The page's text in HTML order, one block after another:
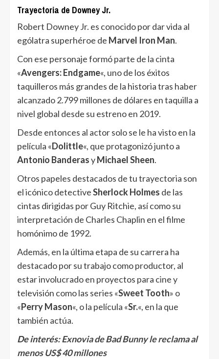
Trayectoria de Downey Jr.
Robert Downey Jr. es conocido por dar vida al
ególatra superhéroe de Marvel Iron Man.
Con ese personaje formó parte de la cinta
«Avengers: Endgame«, uno de los éxitos
taquilleros más grandes de la historia tras haber
alcanzado 2.799 millones de dólares en taquilla a
nivel global desde su estreno en 2019.
Desde entonces al actor solo se le ha visto en la
película «Dolittle«, que protagonizó junto a
Antonio BanderasyMichael Sheen.
Otros papeles destacados de tu trayectoria son
el icónico detectiveSherlock Holmes de las
cintas dirigidas por Guy Ritchie, así como su
interpretación de Charles Chaplin en el filme
homónimo de 1992.
Además, en la última etapa de su carrera ha
destacado por su trabajo como productor, al
estar involucrado en proyectos para cine y
televisión como las series «Sweet Tooth» o
«Perry Mason«, o la película «Sr.«, en la que
también actúa.
De interés:Exnovia de Bad Bunny le reclama al
menos US$ 40 millones